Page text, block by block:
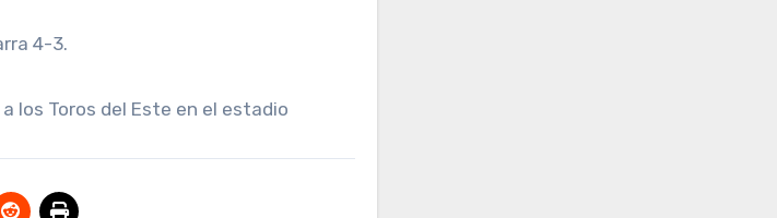
4-3.
los Toros del Este en el estadio